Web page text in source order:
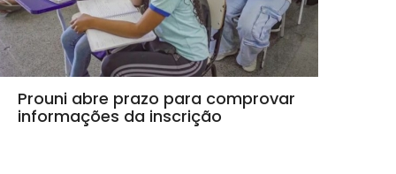
Prouni abre prazo para comprovar
informações da inscrição